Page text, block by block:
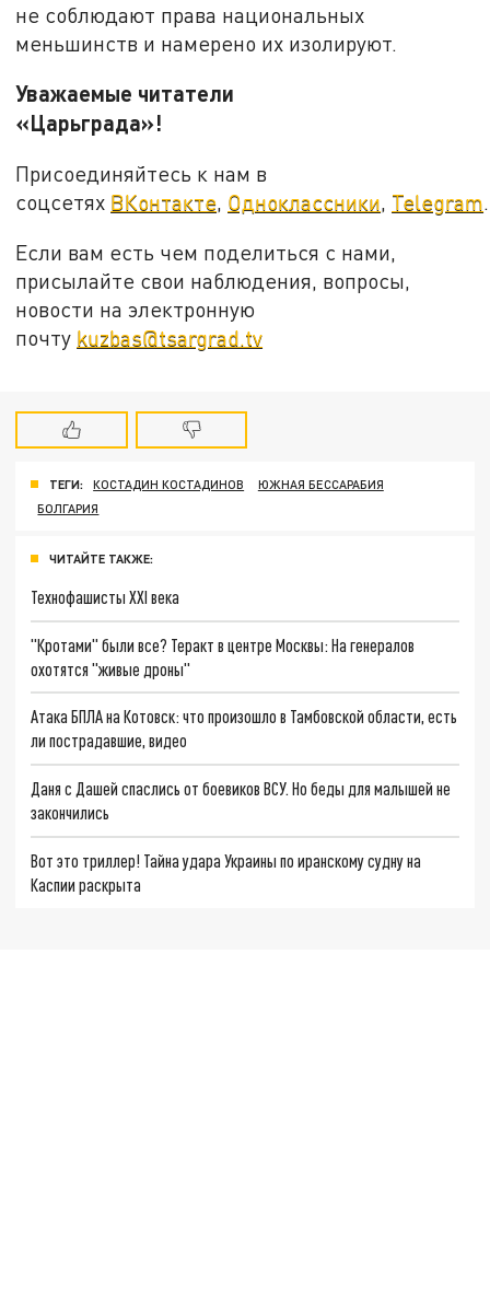
не соблюдают права национальных
меньшинств и намерено их изолируют.
Уважаемые читатели
«Царьграда»!
Присоединяйтесь к нам в
соцсетях ВКонтакте, Одноклассники, Telegram.
Если вам есть чем поделиться с нами,
присылайте свои наблюдения, вопросы,
новости на электронную
почту kuzbas@tsargrad.tv
ТЕГИ: КОСТАДИН КОСТАДИНОВ
ЮЖНАЯ БЕССАРАБИЯ
БОЛГАРИЯ
ЧИТАЙТЕ ТАКЖЕ:
Технофашисты XXI века
"Кротами" были все? Теракт в центре Москвы: На генералов
охотятся "живые дроны"
Атака БПЛА на Котовск: что произошло в Тамбовской области, есть
ли пострадавшие, видео
Даня с Дашей спаслись от боевиков ВСУ. Но беды для малышей не
закончились
Вот это триллер! Тайна удара Украины по иранскому судну на
Каспии раскрыта